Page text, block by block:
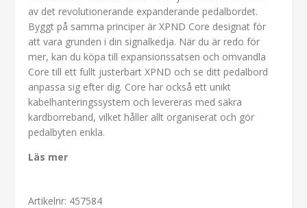
av det revolutionerande expanderande pedalbordet.
Byggt på samma principer är XPND Core designat för
att vara grunden i din signalkedja. När du är redo för
mer, kan du köpa till expansionssatsen och omvandla
Core till ett fullt justerbart XPND och se ditt pedalbord
anpassa sig efter dig. Core har också ett unikt
kabelhanteringssystem och levereras med säkra
kardborreband, vilket håller allt organiserat och gör
pedalbyten enkla.
Läs mer
Artikelnr: 457584